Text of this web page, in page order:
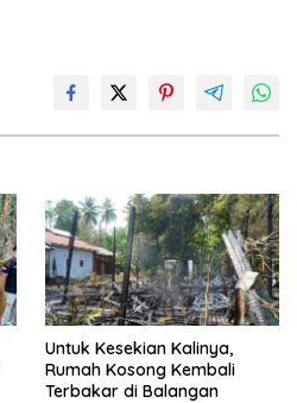
Untuk Kesekian Kalinya,
Rumah Kosong Kembali
Terbakar di Balangan